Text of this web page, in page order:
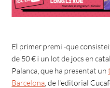
El primer premi -que
de 50 € i un lot de jocs en
Palanca, que ha presentat un
Barcelona , de l'editorial